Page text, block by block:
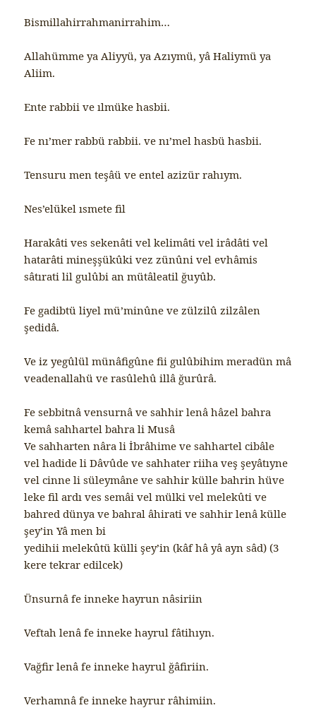
Bismillahirrahmanirrahim…
Allahümme ya Aliyyü, ya Azıymü, yâ Haliymü ya
Aliim.
Ente rabbii ve ılmüke hasbii.
Fe nı’mer rabbü rabbii. ve nı’mel hasbü hasbii.
Tensuru men teşâü ve entel azizür rahıym.
Nes’elükel ısmete fil
Harakâti ves sekenâti vel kelimâti vel irâdâti vel
hatarâti mineşşükûki vez zünûni vel evhâmis
sâtırati lil gulûbi an mütâleatil ğuyûb.
Fe gadibtü liyel mü’minûne ve zülzilû zilzâlen
şedidâ.
Ve iz yegûlül münâfigûne fii gulûbihim meradün mâ
veadenallahü ve rasûlehû illâ ğurûrâ.
Fe sebbitnâ vensurnâ ve sahhir lenâ hâzel bahra
kemâ sahhartel bahra li Musâ
Ve sahharten nâra li İbrâhime ve sahhartel cibâle
vel hadide li Dâvûde ve sahhater riiha veş şeyâtıyne
vel cinne li süleymâne ve sahhir külle bahrin hüve
leke fil ardı ves semâi vel mülki vel melekûti ve
bahred dünya ve bahral âhirati ve sahhir lenâ külle
şey’in Yâ men bi
yedihii melekûtü külli şey’in (kâf hâ yâ ayn sâd) (3
kere tekrar edilcek)
Ünsurnâ fe inneke hayrun nâsiriin
Veftah lenâ fe inneke hayrul fâtihıyn.
Vağfir lenâ fe inneke hayrul ğâfiriin.
Verhamnâ fe inneke hayrur râhimiin.